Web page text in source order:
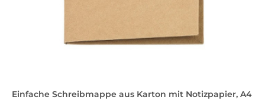
Einfache Schreibmappe aus Karton mit Notizpapier, A4